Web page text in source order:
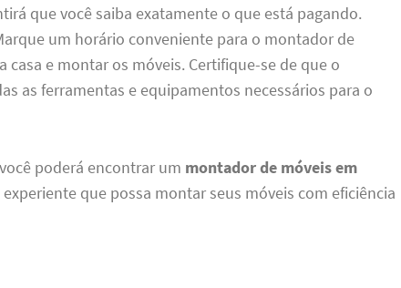
que você saiba exatamente o que está pagando.
um horário conveniente para o montador de
casa e montar os móveis. Certifique-se de que o
as ferramentas e equipamentos necessários para o
poderá encontrar um montador de móveis em
que possa montar seus móveis com eficiência